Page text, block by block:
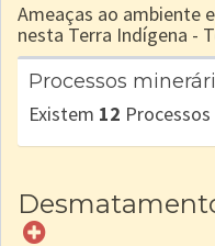
Ameaças ao ambiente
nesta Terra Indígena -
Processos
Existem 12